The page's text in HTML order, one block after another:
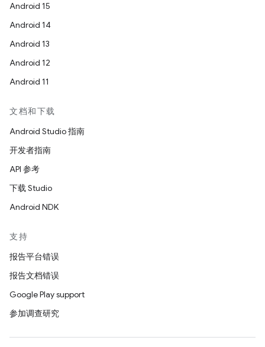
Android 15
Android 14
Android 13
Android 12
Android 11
文档和下载
Android Studio 指南
开发者指南
API 参考
下载 Studio
Android NDK
支持
报告平台错误
报告文档错误
Google Play support
参加调查研究